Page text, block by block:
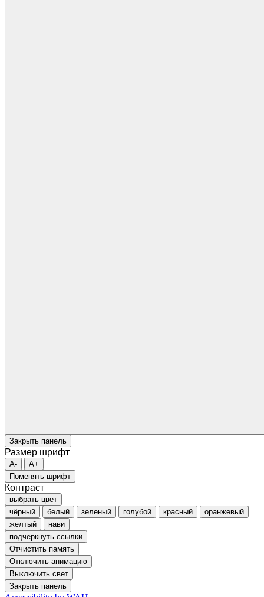
Закрыть панель
Размер шрифт
A-
A+
Поменять шрифт
Контраст
выбрать цвет
чёрный
белый зеленый голубой красный
оранжевый
желтый
нави
подчеркнуть ссылки
Отчистить память
Отключить анимацию
Выключить свет
Закрыть панель